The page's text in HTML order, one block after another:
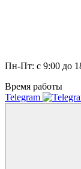
Пн-Пт: с 9:00 до
Время работы
Telegram